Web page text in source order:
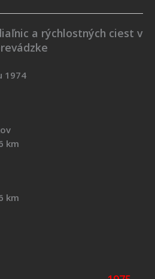
a rýchlostných ciest v
1974